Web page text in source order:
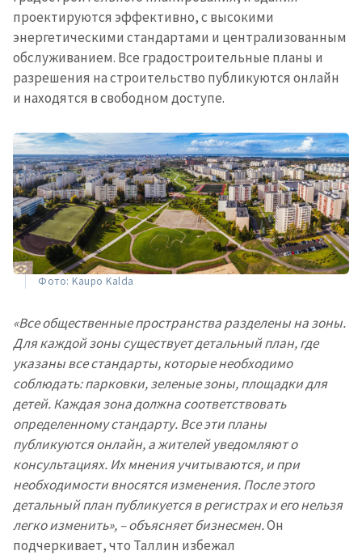
проектируются эффективно, с высокими
энергетическими стандартами и централизованным
обслуживанием. Все градостроительные планы и
разрешения на строительство публикуются онлайн
и находятся в свободном доступе.
Фото: Kaupo Kalda
«Все общественные пространства разделены на зоны.
Для каждой зоны существует детальный план, где
указаны все стандарты, которые необходимо
соблюдать: парковки, зеленые зоны, площадки для
детей. Каждая зона должна соответствовать
определенному стандарту. Все эти планы
публикуются онлайн, а жителей уведомляют о
консультациях. Их мнения учитываются, и при
необходимости вносятся изменения. После этого
детальный план публикуется в регистрах и его нельзя
легко изменить», – объясняет бизнесмен.Он
подчеркивает, что Таллин избежал